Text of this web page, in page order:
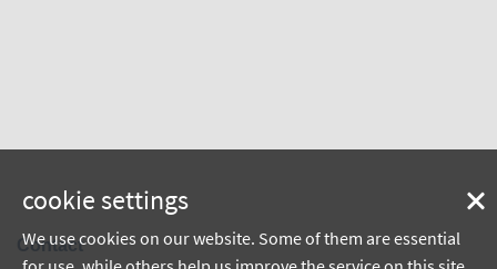
Contact
cookie settings
We use cookies on our website. Some of them are essential